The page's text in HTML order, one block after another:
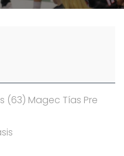
(63) Magec Tías Pre